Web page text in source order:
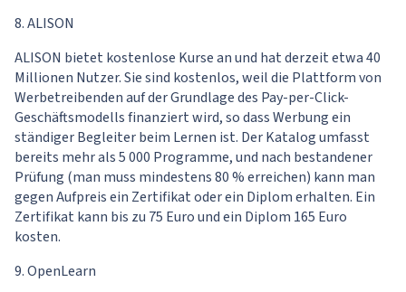
8. ALISON
ALISON bietet kostenlose Kurse an und hat derzeit etwa 40
Millionen Nutzer. Sie sind kostenlos, weil die Plattform von
Werbetreibenden auf der Grundlage des Pay-per-Click-
Geschäftsmodells finanziert wird, so dass Werbung ein
ständiger Begleiter beim Lernen ist. Der Katalog umfasst
bereits mehr als 5 000 Programme, und nach bestandener
Prüfung (man muss mindestens 80 % erreichen) kann man
gegen Aufpreis ein Zertifikat oder ein Diplom erhalten. Ein
Zertifikat kann bis zu 75 Euro und ein Diplom 165 Euro
kosten.
9. OpenLearn